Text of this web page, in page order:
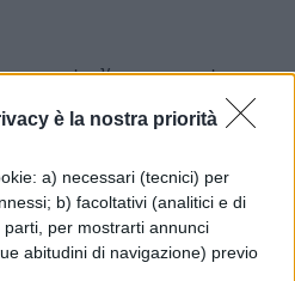
è la nostra priorità
a) necessari (tecnici) per
b) facoltativi (analitici e di
per mostrarti annunci
abitudini di navigazione) previo
l’argomento e-
a ciò che chiede la
brevemente
conto di cosa
inizia a scrivere
online,